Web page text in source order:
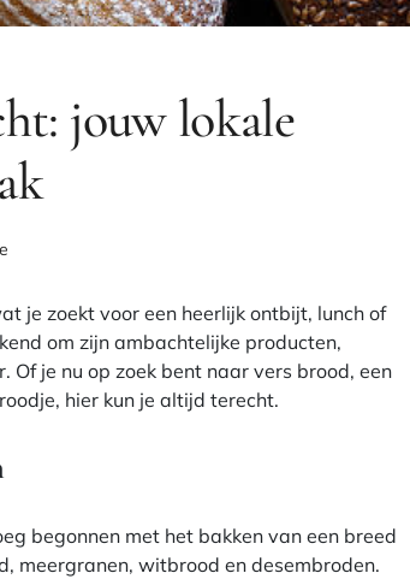
jouw lokale
je zoekt voor een heerlijk ontbijt, lunch of
om zijn ambachtelijke producten,
Of je nu op zoek bent naar vers brood, een
hier kun je altijd terecht.
begonnen met het bakken van een breed
meergranen, witbrood en desembroden.